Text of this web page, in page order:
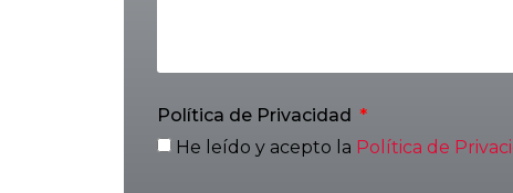
Política de Privacidad
He leído y acepto la Política de